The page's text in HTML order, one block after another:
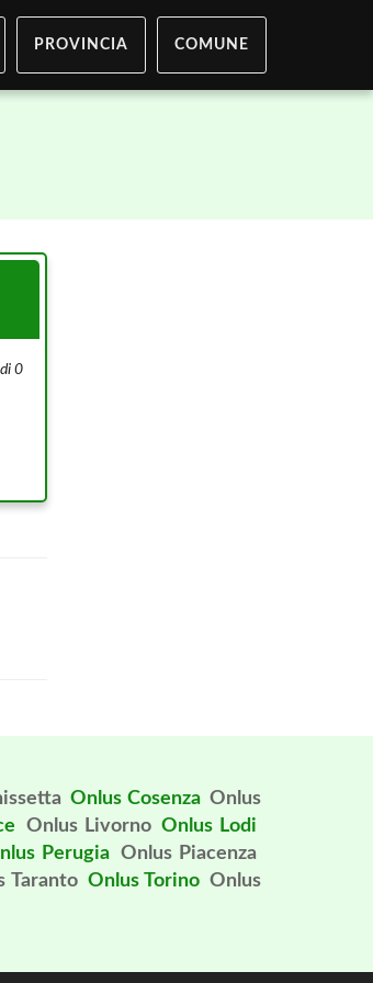
PROVINCIA COMUNE
0
Onlus Cosenza Onlus
Onlus Livorno Onlus Lodi
Perugia Onlus Piacenza
Taranto Onlus Torino Onlus